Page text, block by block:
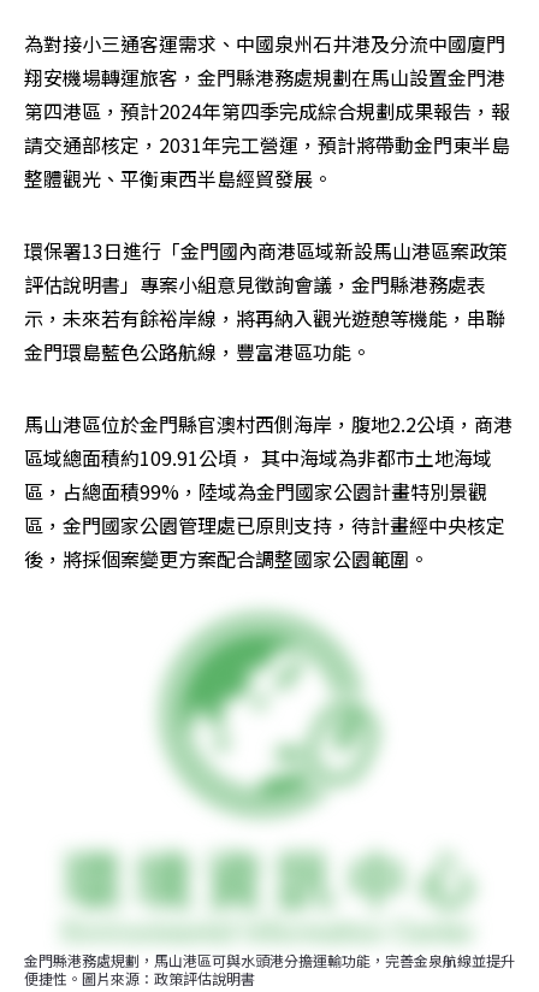
為對接小三通客運需求、中國泉州石井港及分流中國廈門
翔安機場轉運旅客，金門縣港務處規劃在馬山設置金門港
第四港區，預計2024年第四季完成綜合規劃成果報告，報
請交通部核定，2031年完工營運，預計將帶動金門東半島
整體觀光、平衡東西半島經貿發展。
環保署13日進行「金門國內商港區域新設馬山港區案政策
評估說明書」專案小組意見徵詢會議，金門縣港務處表
示，未來若有餘裕岸線，將再納入觀光遊憩等機能，串聯
金門環島藍色公路航線，豐富港區功能。
馬山港區位於金門縣官澳村西側海岸，腹地2.2公頃，商港
區域總面積約109.91公頃， 其中海域為非都市土地海域
區，占總面積99%，陸域為金門國家公園計畫特別景觀
區，金門國家公園管理處已原則支持，待計畫經中央核定
後，將採個案變更方案配合調整國家公園範圍。
金門縣港務處規劃，馬山港區可與水頭港分擔運輸功能，完善金泉航線並提升
便捷性。圖片來源：政策評估說明書